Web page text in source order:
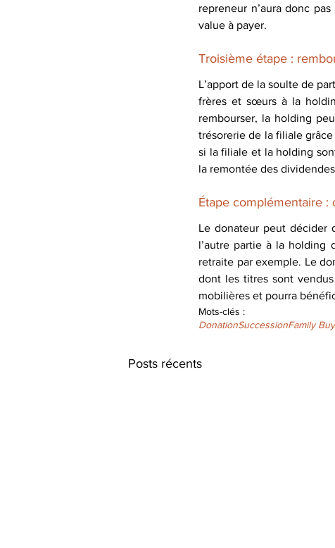
repreneur n’aura donc
value à payer.
Troisième étape :
L’apport de la soulte de
frères et sœurs à la
rembourser, la holding
trésorerie de la filiale
si la filiale et la holding
la remontée des
Étape complémentaire
Le donateur peut décider
l’autre partie à la holding
retraite par exemple. Le
dont les titres sont
mobilières et pourra
Mots-clés :
DonationSuccessionFamily
Posts récents